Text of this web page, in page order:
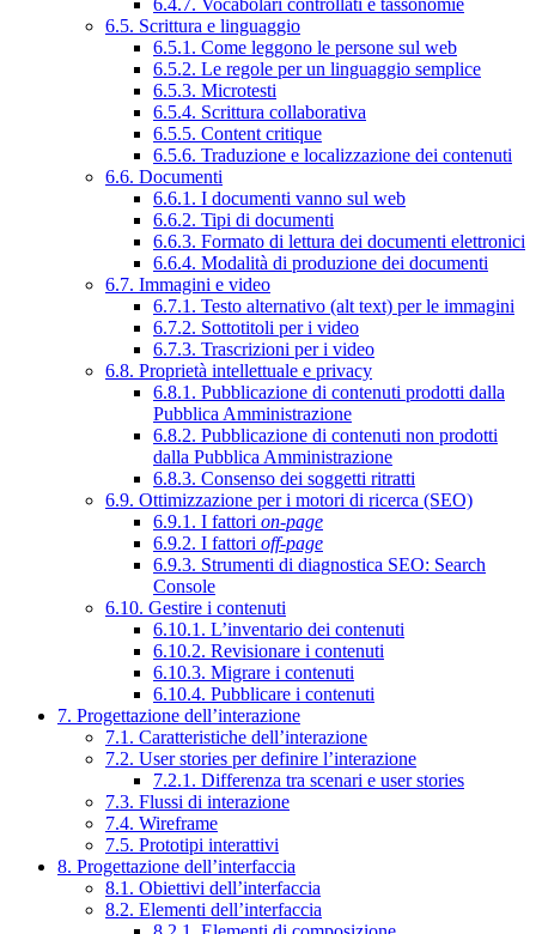
6.5. Scrittura e linguaggio
6.5.1. Come leggono le persone sul web
6.5.2. Le regole per un linguaggio semplice
6.5.3. Microtesti
6.5.4. Scrittura collaborativa
6.5.5. Content critique
6.5.6. Traduzione e localizzazione dei contenuti
6.6. Documenti
6.6.1. I documenti vanno sul web
6.6.2. Tipi di documenti
6.6.3. Formato di lettura dei documenti elettronici
6.6.4. Modalità di produzione dei documenti
6.7. Immagini e video
6.7.1. Testo alternativo (alt text) per le immagini
6.7.2. Sottotitoli per i video
6.7.3. Trascrizioni per i video
6.8. Proprietà intellettuale e privacy
6.8.1. Pubblicazione di contenuti prodotti dalla
Pubblica Amministrazione
6.8.2. Pubblicazione di contenuti non prodotti
dalla Pubblica Amministrazione
6.8.3. Consenso dei soggetti ritratti
6.9. Ottimizzazione per i motori di ricerca (SEO)
6.9.1. I fattori on-page
6.9.2. I fattori off-page
6.9.3. Strumenti di diagnostica SEO: Search
Console
6.10. Gestire i contenuti
6.10.1. L’inventario dei contenuti
6.10.2. Revisionare i contenuti
6.10.3. Migrare i contenuti
6.10.4. Pubblicare i contenuti
7. Progettazione dell’interazione
7.1. Caratteristiche dell’interazione
7.2. User stories per definire l’interazione
7.2.1. Differenza tra scenari e user stories
7.3. Flussi di interazione
7.4. Wireframe
7.5. Prototipi interattivi
8. Progettazione dell’interfaccia
8.1. Obiettivi dell’interfaccia
8.2. Elementi dell’interfaccia